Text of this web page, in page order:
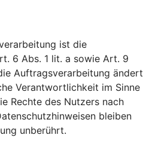
ist die
6 Abs. 1 lit. a sowie Art. 9
Auftragsverarbeitung ändert
Verantwortlichkeit im Sinne
Rechte des Nutzers nach
bleiben
unberührt.